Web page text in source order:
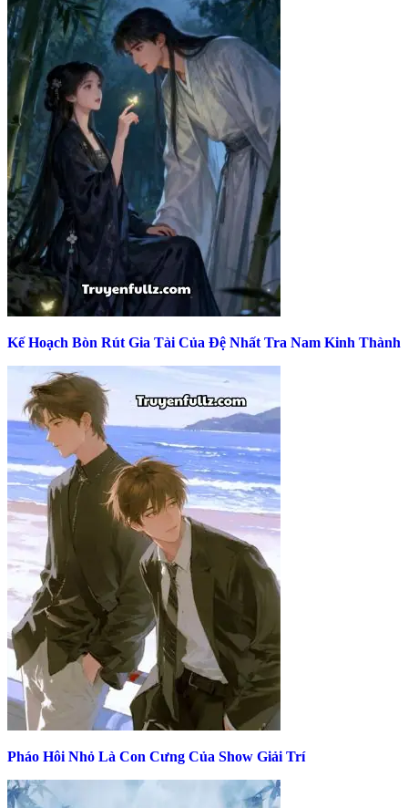
Kế Hoạch Bòn Rút Gia Tài Của Đệ Nhất Tra Nam Kinh Thành
Pháo Hôi Nhỏ Là Con Cưng Của Show Giải Trí